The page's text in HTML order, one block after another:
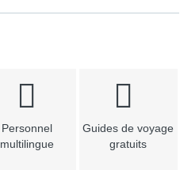
Personnel
multilingue
Guides de voyage
gratuits